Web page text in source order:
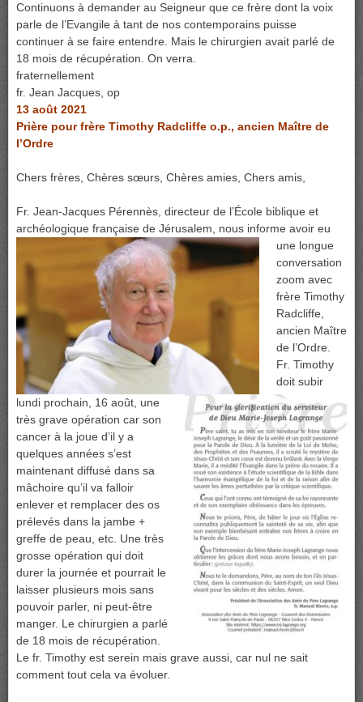
Continuons à demander au Seigneur que ce frère dont la voix
parle de l’Evangile à tant de nos contemporains puisse
continuer à se faire entendre. Mais le chirurgien avait parlé de
18 mois de récupération. On verra.
fraternellement
fr. Jean Jacques, op
13 août 2021
Prière pour frère Timothy Radcliffe o.p., ancien Maître de
l’Ordre
Chers frères, Chères sœurs, Chères amies, Chers amis,
Fr. Jean-Jacques Pérennès, directeur de l’École biblique et
archéologique française de Jérusalem, nous informe avoir eu
une longue
conversation
zoom avec
frère Timothy
Radcliffe,
ancien Maître
de l’Ordre.
Fr. Timothy
doit subir
lundi prochain, 16 août, une
très grave opération car son
cancer à la joue d’il y a
quelques années s’est
maintenant diffusé dans sa
mâchoire qu’il va falloir
enlever et remplacer des os
prélevés dans la jambe +
greffe de peau, etc. Une très
grosse opération qui doit
durer la journée et pourrait le
laisser plusieurs mois sans
pouvoir parler, ni peut-être
manger. Le chirurgien a parlé
de 18 mois de récupération.
Le fr. Timothy est serein mais grave aussi, car nul ne sait
comment tout cela va évoluer.